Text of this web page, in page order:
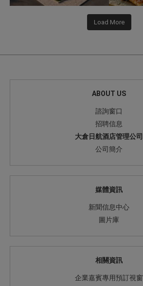
Load More
ABOUT US
諮詢窗口
招聘信息
大倉日航酒店管理公司
公司簡介
媒體資訊
新聞信息中心
圖片庫
相關資訊
企業嘉賓專用預訂視窗